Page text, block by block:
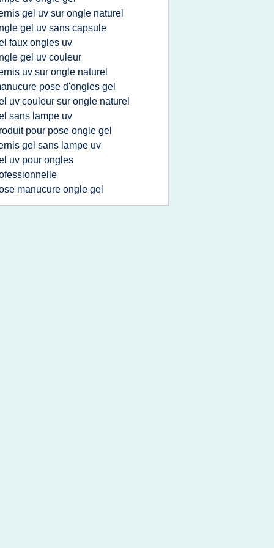
gel uv sur ongle naturel
gel uv sans capsule
faux ongles uv
gel uv couleur
uv sur ongle naturel
pose d'ongles gel
uv couleur sur ongle naturel
sans lampe uv
pour pose ongle gel
gel sans lampe uv
uv pour ongles
manucure ongle gel